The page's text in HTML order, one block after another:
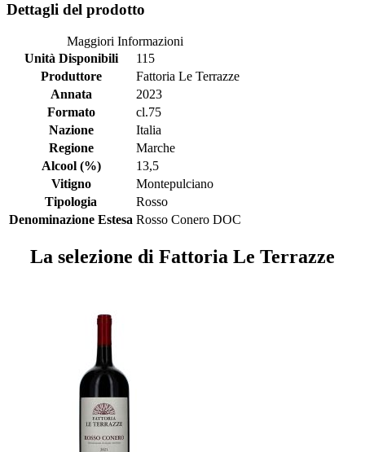
Dettagli del prodotto
Maggiori Informazioni
Unità Disponibili
115
Produttore
Fattoria Le Terrazze
Annata
2023
Formato
cl.75
Nazione
Italia
Regione
Marche
Alcool (%)
13,5
Vitigno
Montepulciano
Tipologia
Rosso
Denominazione Estesa Rosso Conero DOC
La selezione di Fattoria Le Terrazze